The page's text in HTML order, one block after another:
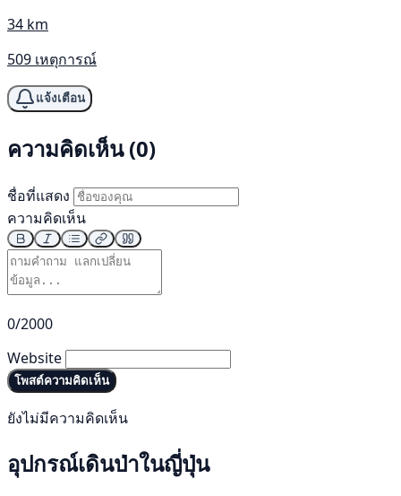
34 km
509 เหตุการณ์
แจ้งเตือน
ความคิดเห็น (0)
ชื่อที่แสดง
ความคิดเห็น
0/2000
Website
โพสต์ความคิดเห็น
ยังไม่มีความคิดเห็น
อุปกรณ์เดินป่าในญี่ปุ่น